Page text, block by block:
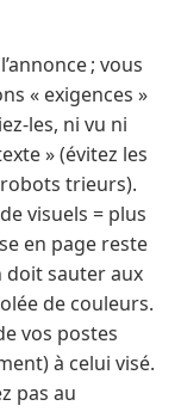
; vous
« exigences »
les, ni vu ni
» (évitez les
trieurs).
visuels = plus
en page reste
doit sauter aux
de couleurs.
vos postes
à celui visé.
pas au